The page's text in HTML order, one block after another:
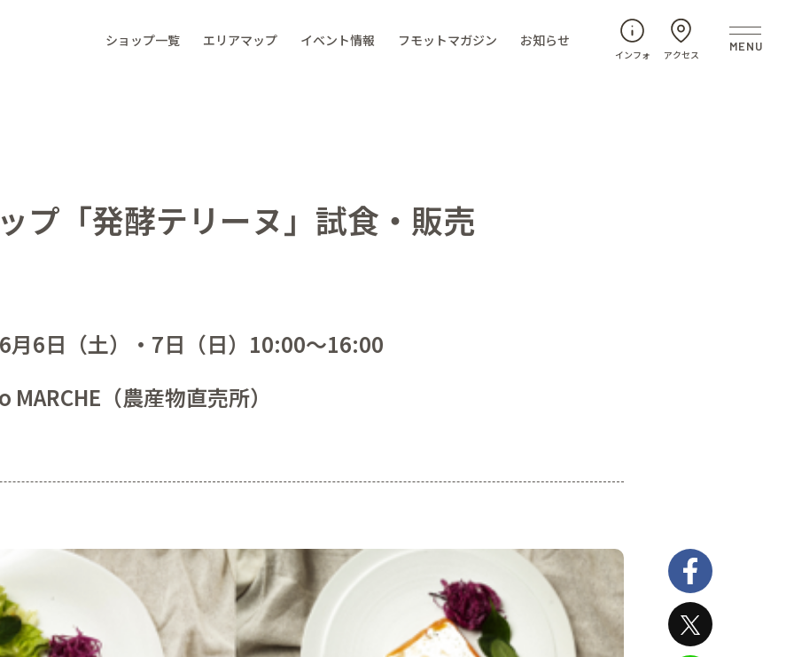
ショップ一覧 エリアマップ イベント情報 フモットマガジン お知らせ
インフォ アクセス
プ「発酵テリーヌ」試食・販売
月6日（土）・7日（日）10:00～16:00
（農産物直売所）